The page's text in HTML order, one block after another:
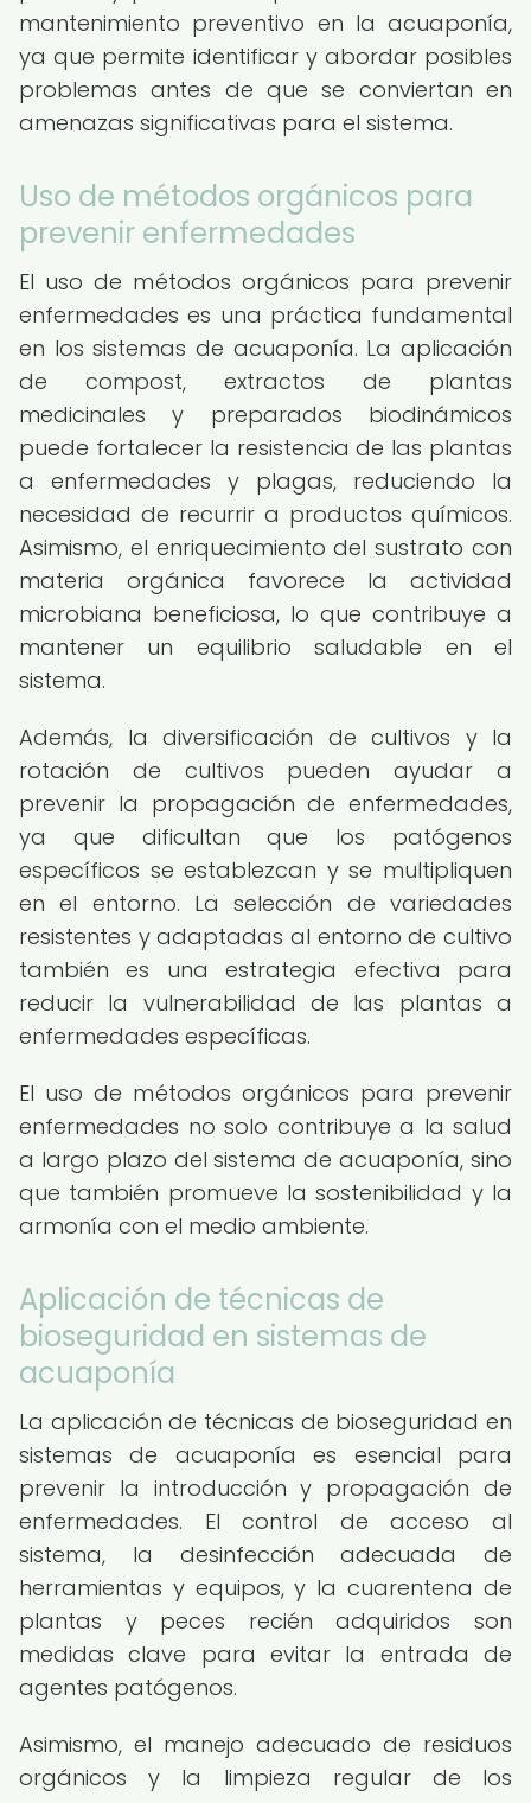
mantenimiento preventivo en la acuaponía,
ya que permite identificar y abordar posibles
problemas antes de que se conviertan en
amenazas significativas para el sistema.
Uso de métodos orgánicos para
prevenir enfermedades
El uso de métodos orgánicos para prevenir
enfermedades es una práctica fundamental
en los sistemas de acuaponía. La aplicación
de compost, extractos de plantas
medicinales y preparados biodinámicos
puede fortalecer la resistencia de las plantas
a enfermedades y plagas, reduciendo la
necesidad de recurrir a productos químicos.
Asimismo, el enriquecimiento del sustrato con
materia orgánica favorece la actividad
microbiana beneficiosa, lo que contribuye a
mantener un equilibrio saludable en el
sistema.
Además, la diversificación de cultivos y la
rotación de cultivos pueden ayudar a
prevenir la propagación de enfermedades,
ya que dificultan que los patógenos
específicos se establezcan y se multipliquen
en el entorno. La selección de variedades
resistentes y adaptadas al entorno de cultivo
también es una estrategia efectiva para
reducir la vulnerabilidad de las plantas a
enfermedades específicas.
El uso de métodos orgánicos para prevenir
enfermedades no solo contribuye a la salud
a largo plazo del sistema de acuaponía, sino
que también promueve la sostenibilidad y la
armonía con el medio ambiente.
Aplicación de técnicas de
bioseguridad en sistemas de
acuaponía
La aplicación de técnicas de bioseguridad en
sistemas de acuaponía es esencial para
prevenir la introducción y propagación de
enfermedades. El control de acceso al
sistema, la desinfección adecuada de
herramientas y equipos, y la cuarentena de
plantas y peces recién adquiridos son
medidas clave para evitar la entrada de
agentes patógenos.
Asimismo, el manejo adecuado de residuos
orgánicos y la limpieza regular de los